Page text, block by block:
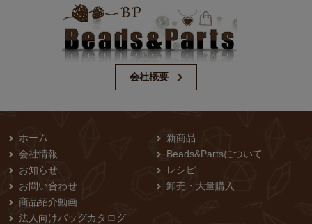
会社概要
ホーム
会社情報
お知らせ
お問い合わせ
商品紹介動画
法人向けバッグカタログ
新商品
Beads&Partsについて
レシピ
卸売・⼤量購⼊